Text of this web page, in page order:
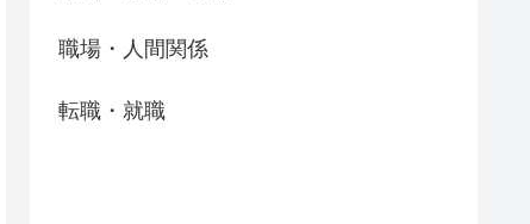
職場・人間関係
転職・就職